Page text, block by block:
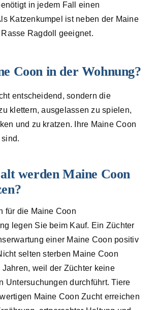
in jedem Fall einen
Katzenkumpel ist neben der Maine
Ragdoll geeignet.
Coon in der Wohnung?
entscheidend, sondern die
klettern, ausgelassen zu spielen,
und zu kratzen. Ihre Maine Coon
werden Maine Coon
für die Maine Coon
legen Sie beim Kauf. Ein Züchter
einer Maine Coon positiv
selten sterben Maine Coon
Jahren, weil der Züchter keine
Untersuchungen durchführt. Tiere
Maine Coon Zucht erreichen